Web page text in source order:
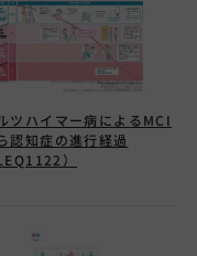
こちら
ツハイマー病によるMCI
認知症の進行経過
）